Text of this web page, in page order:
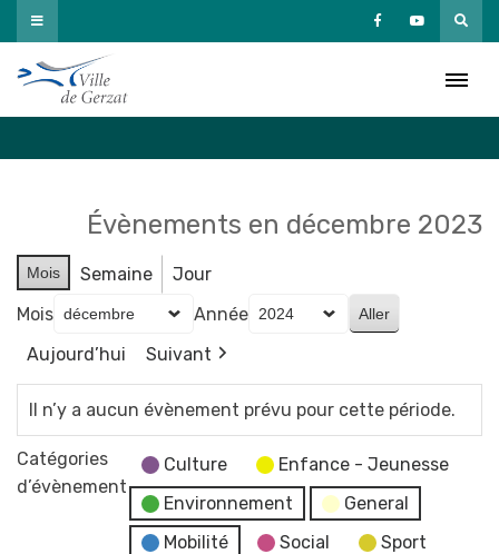
Passer
au
contenu
Évènements en décembre 2023
Mois Semaine
Jour
Mois
Année
Aujourd’hui
Suivant
Il n’y a aucun évènement prévu pour cette période.
Catégories
d’évènement
Culture
Enfance - Jeunesse
Environnement
General
Mobilité
Social
Sport